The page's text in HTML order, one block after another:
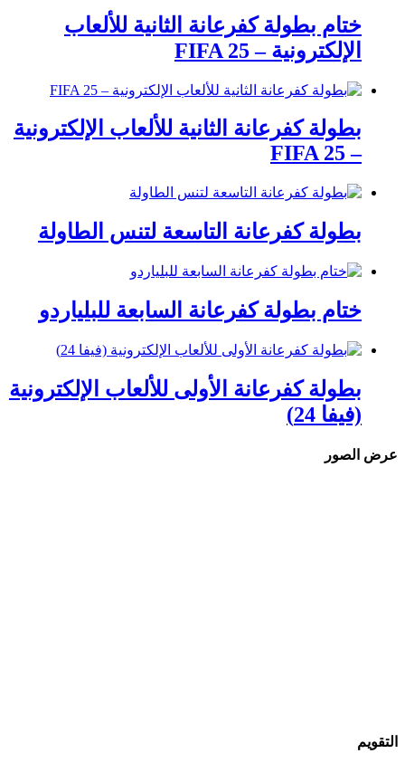
ختام بطولة كفرعانة الثانية للألعاب
الإلكترونية – FIFA 25
بطولة كفرعانة الثانية للألعاب الإلكترونية
– FIFA 25
بطولة كفرعانة التاسعة لتنس الطاولة
ختام بطولة كفرعانة السابعة للبلياردو
بطولة كفرعانة الأولى للألعاب الإلكترونية
(فيفا 24)
عرض الصور
التقويم